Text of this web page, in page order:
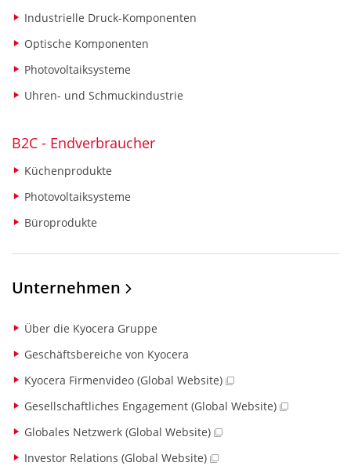
Industrielle Druck-Komponenten
Optische Komponenten
Photovoltaiksysteme
Uhren- und Schmuckindustrie
B2C - Endverbraucher
Küchenprodukte
Photovoltaiksysteme
Büroprodukte
Unternehmen
Über die Kyocera Gruppe
Geschäftsbereiche von Kyocera
Kyocera Firmenvideo (Global Website)
Gesellschaftliches Engagement (Global Website)
Globales Netzwerk (Global Website)
Investor Relations (Global Website)